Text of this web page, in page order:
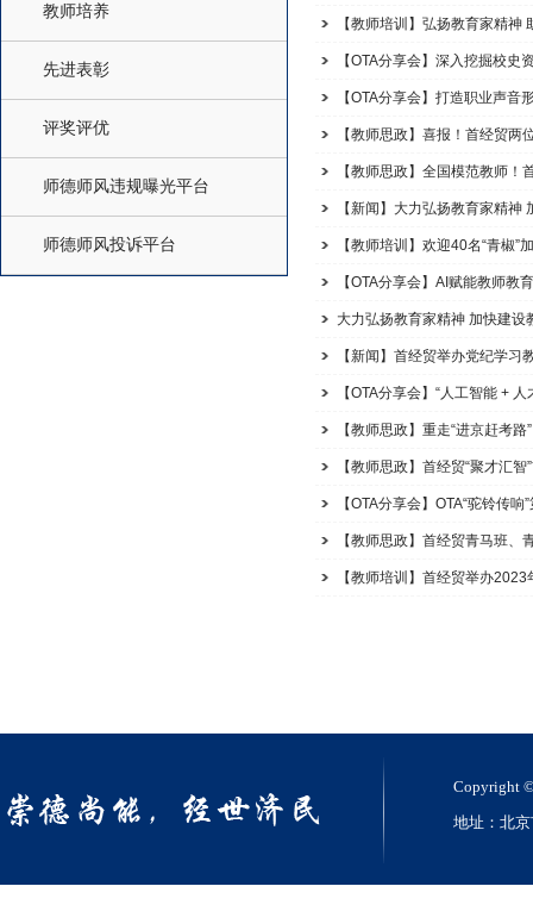
教师培养
先进表彰
评奖评优
师德师风违规曝光平台
师德师风投诉平台
【教师培训】弘扬教育家精
【OTA分享会】深入挖掘校史
【OTA分享会】打造职业声音
【教师思政】喜报！首经贸两
【教师思政】全国模范教师！
【新闻】大力弘扬教育家精
【教师培训】欢迎40名“青椒
【OTA分享会】AI赋能教师教
大力弘扬教育家精神 加快建
【新闻】首经贸举办党纪学习
【OTA分享会】“人工智能 +
【教师思政】重走“进京赶考
【教师思政】首经贸“聚才汇
【OTA分享会】OTA“驼铃传
【教师思政】首经贸青马班、
【教师培训】首经贸举办
Copyright
地址：北